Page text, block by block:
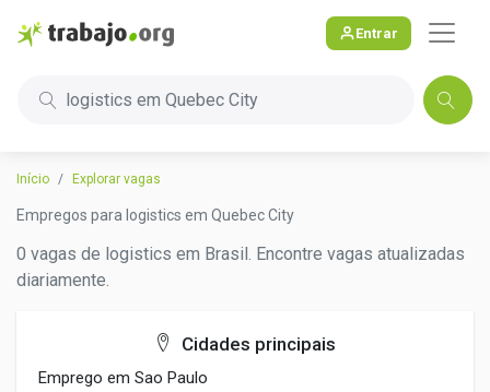
Entrar
logistics em Quebec City
Início Explorar vagas
Empregos para logistics em Quebec City
0 vagas de logistics em Brasil. Encontre vagas atualizadas
diariamente.
Cidades principais
Emprego em Sao Paulo